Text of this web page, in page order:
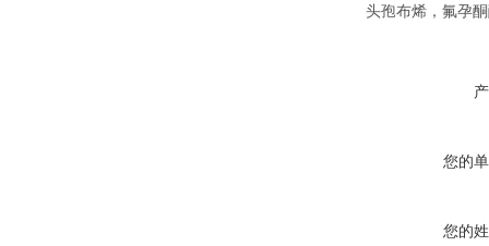
头孢布烯，氟孕
您的
您的